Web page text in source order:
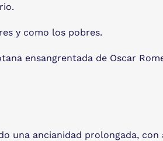
y como los pobres.
ensangrentada de Oscar
una ancianidad prolongada, con